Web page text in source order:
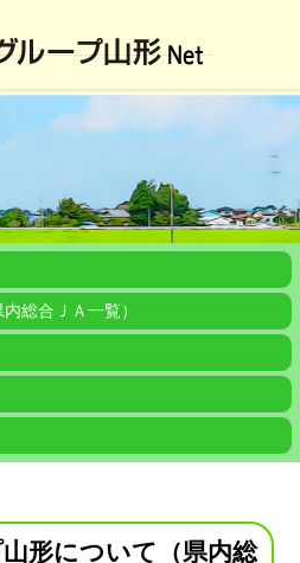
総合ＪＡ一覧）
形について（県内総